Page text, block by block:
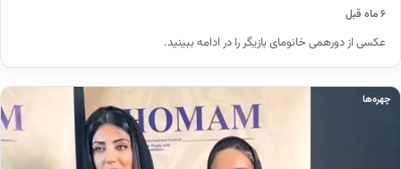
۶ ماه قبل
عکسی از دورهمی خانومای بازیگر را در ادامه ببینید.
چهره‌ها